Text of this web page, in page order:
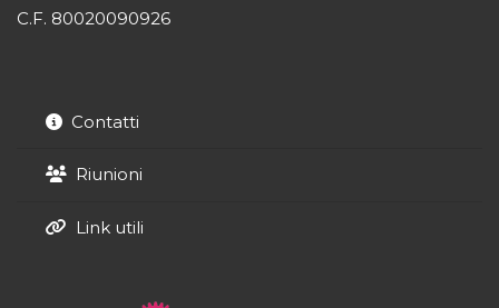
C.F. 80020090926
Contatti
Riunioni
Link utili